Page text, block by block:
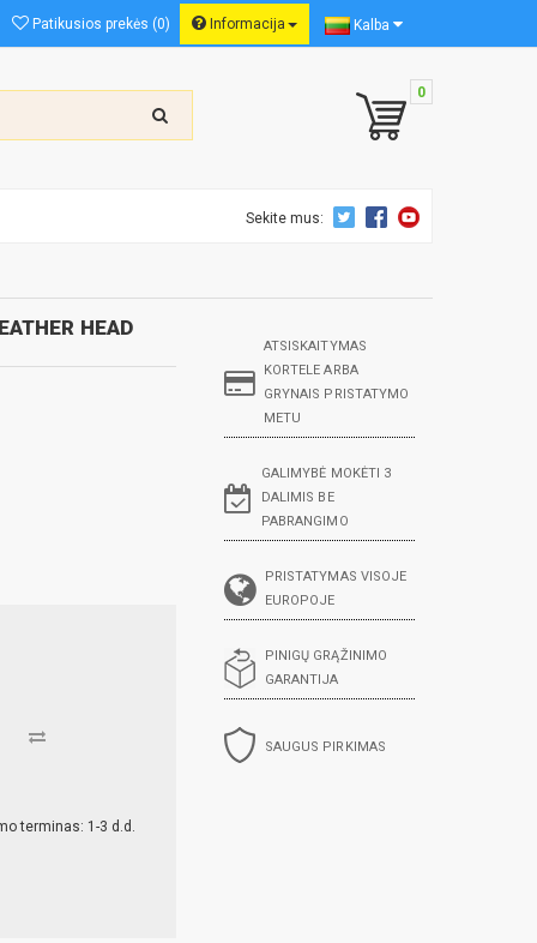
Patikusios prekės (0) Informacija Kalba
0
Sekite mus:
HEAD
terminas: 1-3 d.d.
ATSISKAITYMAS
KORTELE ARBA
GRYNAIS PRISTATYMO
METU
GALIMYBĖ MOKĖTI 3
DALIMIS BE
PABRANGIMO
PRISTATYMAS VISOJE
EUROPOJE
PINIGŲ GRĄŽINIMO
GARANTIJA
SAUGUS PIRKIMAS